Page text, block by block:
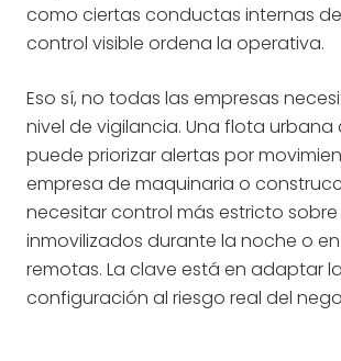
como ciertas conductas internas de
control visible ordena la operativa.
Eso sí, no todas las empresas
nivel de vigilancia. Una flota urbana
puede priorizar alertas por
empresa de maquinaria o
necesitar control más estricto
inmovilizados durante la noche o
remotas. La clave está en adaptar la
configuración al riesgo real del